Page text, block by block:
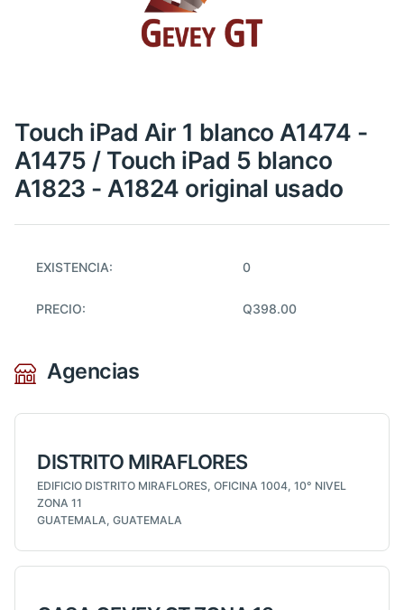
Touch iPad Air 1 blanco A1474 -
A1475 / Touch iPad 5 blanco
A1823 - A1824 original usado
EXISTENCIA: 0
PRECIO: Q398.00
Agencias
DISTRITO MIRAFLORES
EDIFICIO DISTRITO MIRAFLORES, OFICINA 1004, 10° NIVEL
ZONA 11
GUATEMALA, GUATEMALA